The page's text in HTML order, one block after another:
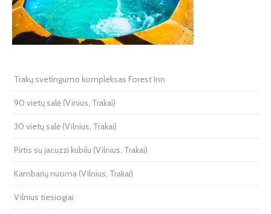
Trakų svetingumo kompleksas Forest Inn
90 vietų salė (Vinius, Trakai)
30 vietų salė (Vilnius, Trakai)
Pirtis su jacuzzi kubilu (Vilnius, Trakai)
Kambarių nuoma (Vilnius, Trakai)
Vilnius tiesiogiai